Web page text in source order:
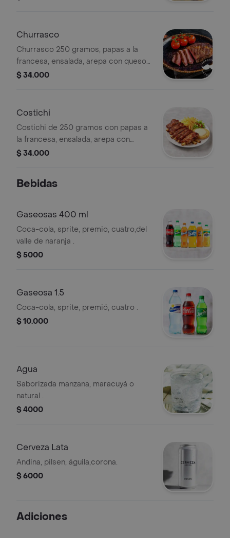
Churrasco
Churrasco 250 gramos, papas a la
francesa, ensalada, arepa con queso y
salsas de la casa .
$ 34.000
Costichi
Costichi de 250 gramos con papas a
la francesa, ensalada, arepa con
queso y salsas de la casa.
$ 34.000
Bebidas
Gaseosas 400 ml
Coca-cola, sprite, premio, cuatro,del
valle de naranja .
$ 5000
Gaseosa 1.5
Coca-cola, sprite, premió, cuatro .
$ 10.000
Agua
Saborizada manzana, maracuyá o
natural .
$ 4000
Cerveza Lata
Andina, pilsen, águila,corona.
$ 6000
Adiciones